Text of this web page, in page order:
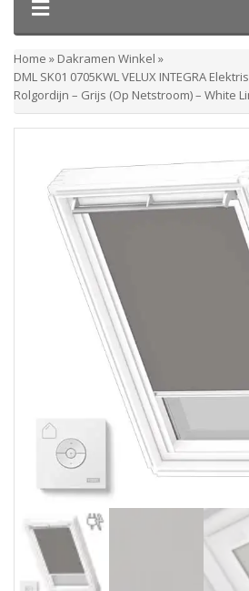
Home » Dakramen Winkel »
DML SK01 0705KWL VELUX INTEGRA
Rolgordijn – Grijs (Op Netstroom) – White